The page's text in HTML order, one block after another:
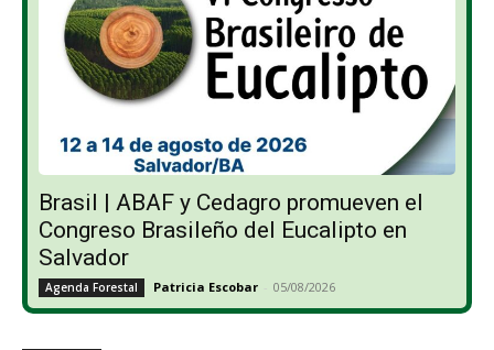
Brasil | ABAF y Cedagro promueven el
Congreso Brasileño del Eucalipto en
Salvador
Agenda Forestal Patricia Escobar - 05/08/2026